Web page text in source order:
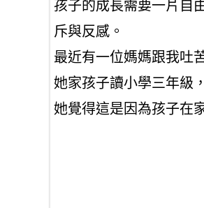
孩子的成長需要一片自
斥與反感。
最近有一位媽媽跟我吐
她家孩子讀小學三年級
她覺得這是因為孩子在